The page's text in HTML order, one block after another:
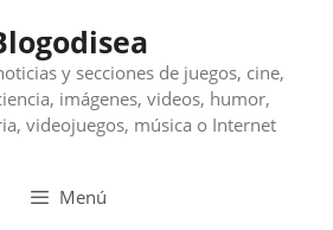
y secciones de juegos, cine,
imágenes, videos, humor,
videojuegos, música o Internet
Menú